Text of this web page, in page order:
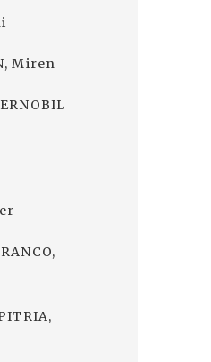
Miren